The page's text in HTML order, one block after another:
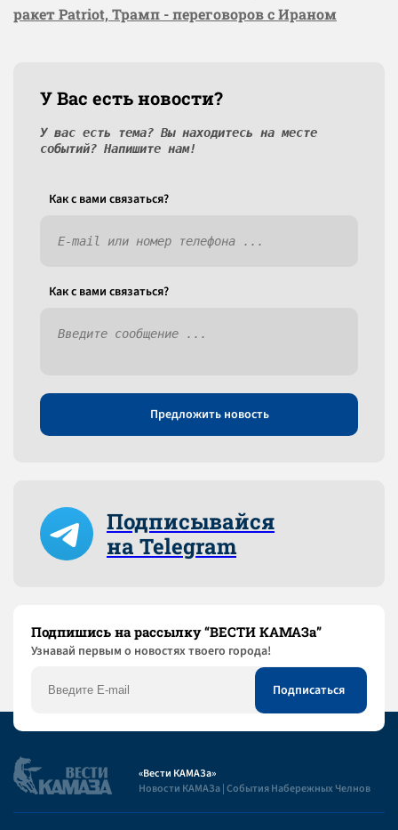
ракет Patriot, Трамп - переговоров с Ираном
У Вас есть новости?
У вас есть тема? Вы находитесь на месте
событий? Напишите нам!
Как c вами связаться?
Как c вами связаться?
Предложить новость
Подписывайся
на Telegram
Подпишись на рассылку “ВЕСТИ КАМАЗа”
Узнaвай первым о новостях твоего города!
«Вести КАМАЗа»
Новости КАМАЗа | События Набережных Челнов